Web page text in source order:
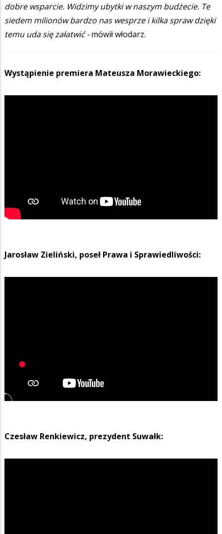
dobre wsparcie. Widzimy ubytki w naszym budżecie. Te
siedem milionów bardzo nas wesprze i kilka spraw dzięki
temu uda się załatwić -mówił włodarz.
Wystąpienie premiera Mateusza Morawieckiego:
Jarosław Zieliński, poseł Prawa i Sprawiedliwości:
Czesław Renkiewicz, prezydent Suwałk: